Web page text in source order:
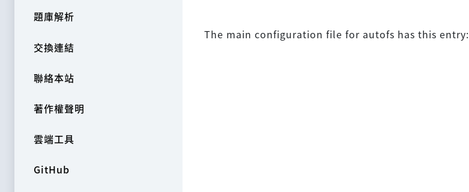
題庫解析
交換連結
聯絡本站
著作權聲明
雲端工具
GitHub
The main configuration file for autofs has this entry: